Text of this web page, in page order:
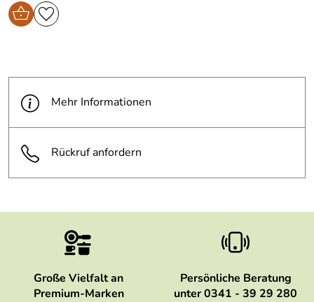
Mehr Informationen
Rückruf anfordern
Große Vielfalt an
Premium-Marken
Persönliche Beratung
unter 0341 - 39 29 280